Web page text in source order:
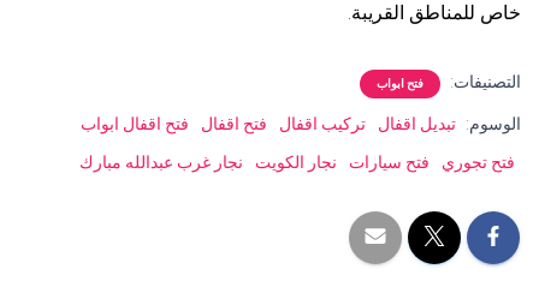
خاص للمناطق القريبة.
التصنيفات: فتح ابواب
الوسوم: تبديل اقفال تركيب اقفال فتح اقفال
فتح اقفال ابواب
فتح تجوري
فتح سيارات نجار الكويت نجار غرب عبدالله مبارك